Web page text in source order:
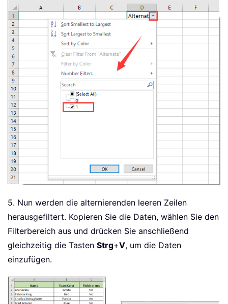
5. Nun werden die alternierenden leeren Zeilen
herausgefiltert. Kopieren Sie die Daten, wählen Sie den
Filterbereich aus und drücken Sie anschließend
gleichzeitig die Tasten Strg+V, um die Daten
einzufügen.